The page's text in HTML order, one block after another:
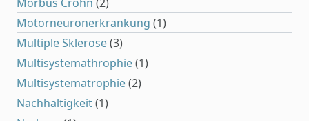
Motorneuronerkrankung (1)
Multiple Sklerose(3)
Multisystemathrophie(1)
Multisystematrophie(2)
Nachhaltigkeit(1)